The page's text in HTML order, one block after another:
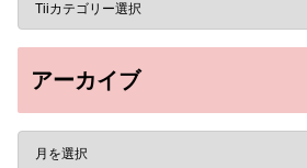
アーカイブ